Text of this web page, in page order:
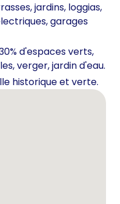
jardins, loggias,
garages
d'espaces verts,
verger, jardin d'eau.
historique et verte.